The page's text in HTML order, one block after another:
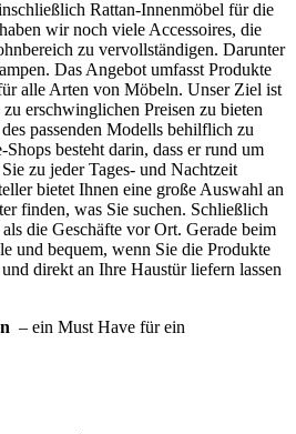
Rattan-Innenmöbel für die
wir noch viele Accessoires, die
zu vervollständigen. Darunter
Das Angebot umfasst Produkte
alle Arten von Möbeln. Unser Ziel ist
erschwinglichen Preisen zu bieten
passenden Modells behilflich zu
besteht darin, dass er rund um
zu jeder Tages- und Nachtzeit
bietet Ihnen eine große Auswahl an
finden, was Sie suchen. Schließlich
die Geschäfte vor Ort. Gerade beim
und bequem, wenn Sie die Produkte
direkt an Ihre Haustür liefern lassen
– ein Must Have für ein